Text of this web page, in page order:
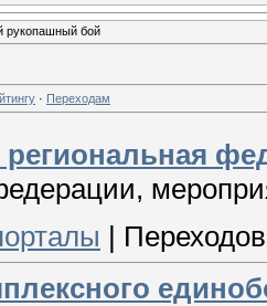
рукопашный бой
· Переходам
|